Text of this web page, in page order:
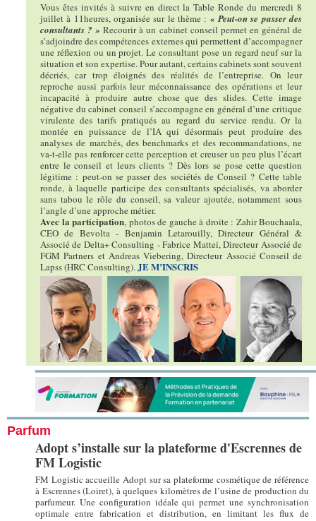
Vous êtes invités à suivre en direct la Table Ronde du mercredi 8
juillet à 11heures, organisée sur le thème : « Peut-on se passer des
consultants ? » Recourir à un cabinet conseil permet en général de
s’adjoindre des compétences externes qui permettent d’accompagner
une réflexion ou un projet. Le consultant pose un regard neuf sur la
situation et son expertise. Pour autant, certains cabinets sont souvent
décriés, car trop éloignés des réalités de l’entreprise. On leur
reproche aussi parfois leur méconnaissance des opérations et leur
incapacité à produire autre chose que des slides. Cette image
négative du cabinet conseil s’accompagne en général d’une critique
virulente des tarifs pratiqués au regard du service rendu. Or la
montée en puissance de l’IA qui désormais peut produire des
analyses de marchés, des benchmarks et des recommandations, ne
va-t-elle pas renforcer cette perception et creuser un peu plus l’écart
entre le conseil et leurs clients ? Dès lors se pose cette question
légitime : peut-on se passer des sociétés de Conseil ? Cette table
ronde, à laquelle participe des consultants spécialisés, va aborder
sans tabou le rôle du conseil, sa valeur ajoutée, notamment sous
l’angle d’une approche métier.
Avec la participation, photos de gauche à droite : Zahir Bouchaala,
CEO de Bevolta - Benjamin Letarouilly, Directeur Général &
Associé de Delta+ Consulting - Fabrice Mattei, Directeur Associé de
FGM Partners et Andreas Viebering, Directeur Associé Conseil de
Lapss (HRC Consulting).JE M’INSCRIS
Parfum
Adopt s’installe sur la plateforme d'Escrennes de
FM Logistic
FM Logistic accueille Adopt sur sa plateforme cosmétique de référence
à Escrennes (Loiret), à quelques kilomètres de l’usine de production du
parfumeur. Une configuration idéale qui permet une synchronisation
optimale entre fabrication et distribution, en limitant les flux de